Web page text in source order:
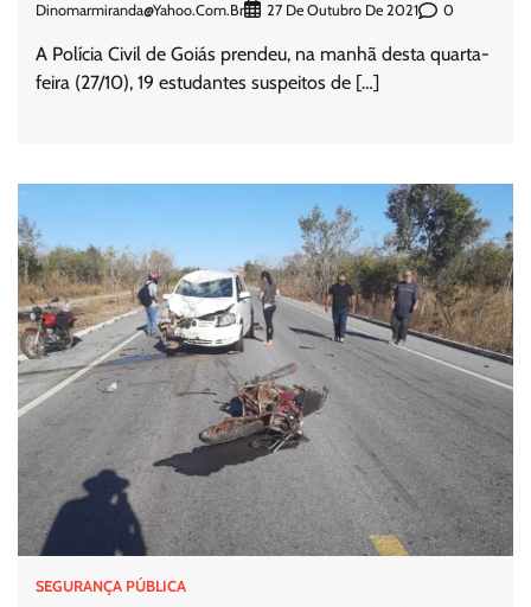
Dinomarmiranda@yahoo.com.br 27 De Outubro De 2021 0
A Polícia Civil de Goiás prendeu, na manhã desta quarta-
feira (27/10), 19 estudantes suspeitos de […]
SEGURANÇA PÚBLICA